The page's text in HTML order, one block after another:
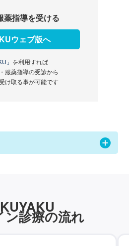
薬指導を受ける
ウェブ版へ
」 を利用すれば
服薬指導の受診から
け取る事が可能です
ン診療の流れ